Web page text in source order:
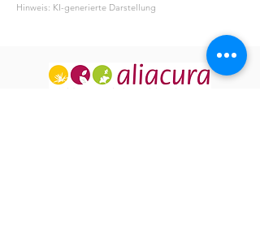
Hinweis: KI-generierte Darstellung